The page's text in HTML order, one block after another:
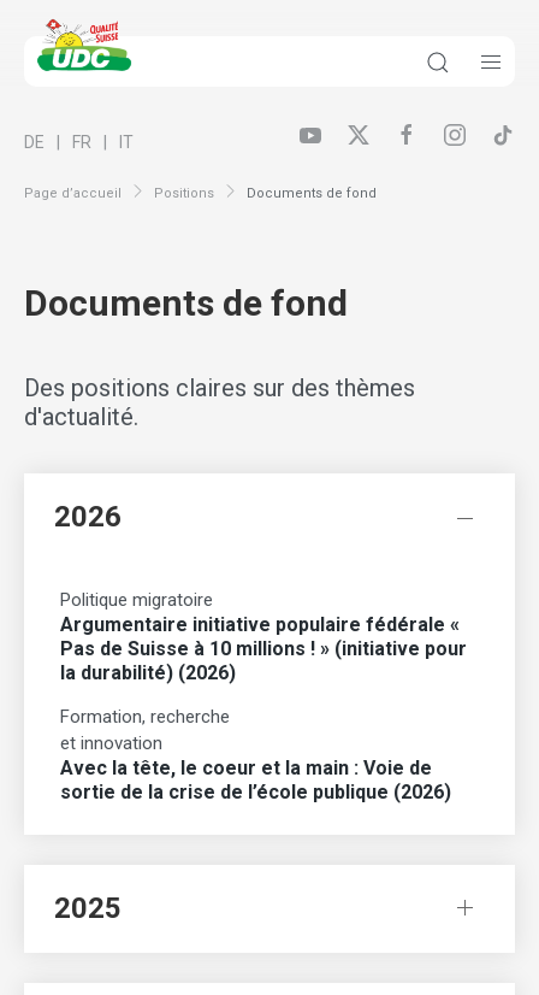
Page d’accueil Positions Documents de fond
DE FR IT
Documents de fond
Des positions claires sur des thèmes
d'actualité.
2026
Politique migratoire
Argumentaire initiative populaire fédérale «
Pas de Suisse à 10 millions ! » (initiative pour
la durabilité) (2026)
Formation, recherche
et innovation
Avec la tête, le coeur et la main : Voie de
sortie de la crise de l’école publique (2026)
2025